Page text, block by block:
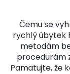
Čemu se
rychlý úbytek
metodám
procedurám
Pamatujte, že